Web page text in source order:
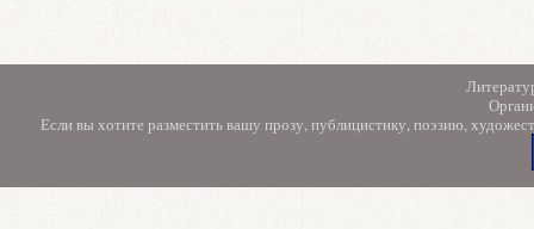
Если вы хотите разместить вашу прозу, публицистику, поэзию,